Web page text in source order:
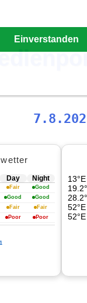
Einverstanden
Day
Night
Fair Good
Good Good
Fair Fair
Poor Poor
13°E
52°E
52°E